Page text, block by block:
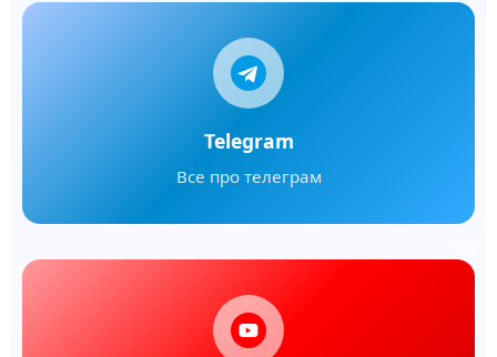
Telegram
Все про телеграм